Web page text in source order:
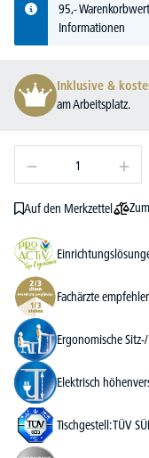
95,-
Informationen
Inklusive &
am Arbeitsplatz.
Auf den Merkzettel
Fachärzte
Ergonomische
Elektrisch
Tischgestell: TÜV